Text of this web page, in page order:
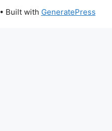
• Built with GeneratePress